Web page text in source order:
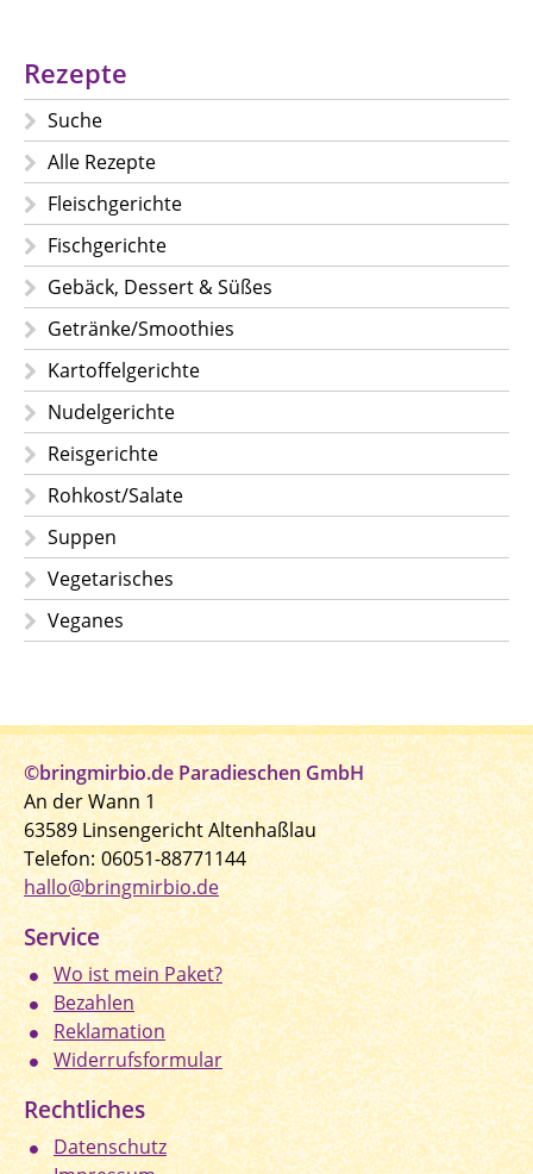
Rezepte
Suche
Alle Rezepte
Fleischgerichte
Fischgerichte
Gebäck, Dessert & Süßes
Getränke/Smoothies
Kartoffelgerichte
Nudelgerichte
Reisgerichte
Rohkost/Salate
Suppen
Vegetarisches
Veganes
©bringmirbio.de Paradieschen GmbH
An der Wann 1
63589 Linsengericht Altenhaßlau
Telefon: 06051-88771144
hallo@bringmirbio.de
Service
Wo ist mein Paket?
Bezahlen
Reklamation
Widerrufsformular
Rechtliches
Datenschutz